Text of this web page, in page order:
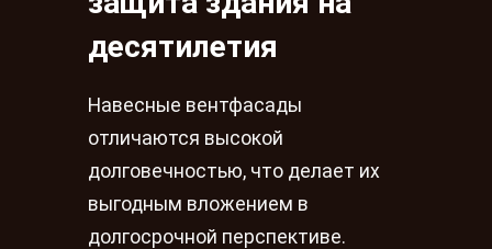
десятилетия
Навесные вентфасады
отличаются высокой
долговечностью, что делает их
выгодным вложением в
долгосрочной перспективе.